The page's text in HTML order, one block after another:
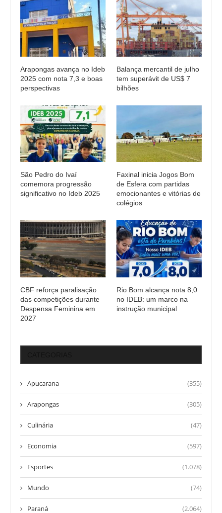
Arapongas avança no Ideb
2025 com nota 7,3 e boas
perspectivas
Balança mercantil de julho
tem superávit de US$ 7
bilhões
São Pedro do Ivaí
comemora progressão
significativo no Ideb 2025
Faxinal inicia Jogos Bom
de Esfera com partidas
emocionantes e vitórias de
colégios
CBF reforça paralisação
das competições durante
Despensa Feminina em
2027
Rio Bom alcança nota 8,0
no IDEB: um marco na
instrução municipal
Apucarana (355)
Arapongas (305)
Culinária (47)
Economia (597)
Esportes (1.078)
Mundo (74)
Paraná (2.064)